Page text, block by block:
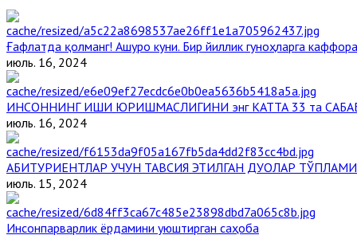
Ғафлатда қолманг! Ашуро куни. Бир йиллик гуноҳларга
июль. 16, 2024
ИНСОННИНГ ИШИ ЮРИШМАСЛИГИНИ энг КАТТА 33 та
июль. 16, 2024
АБИТУРИЕНТЛАР УЧУН ТАВСИЯ ЭТИЛГАН ДУОЛАР ТЎПЛАМИ
июль. 15, 2024
Инсонпарварлик ёрдамини уюштирган саҳоба